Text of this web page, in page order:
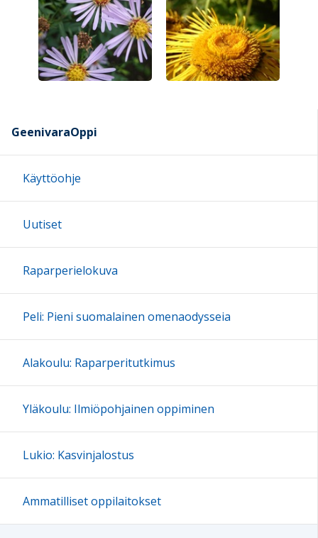
GeenivaraOppi
Käyttöohje
Uutiset
Raparperielokuva
Peli: Pieni suomalainen omenaodysseia
Alakoulu: Raparperitutkimus
Yläkoulu: Ilmiöpohjainen oppiminen
Lukio: Kasvinjalostus
Ammatilliset oppilaitokset